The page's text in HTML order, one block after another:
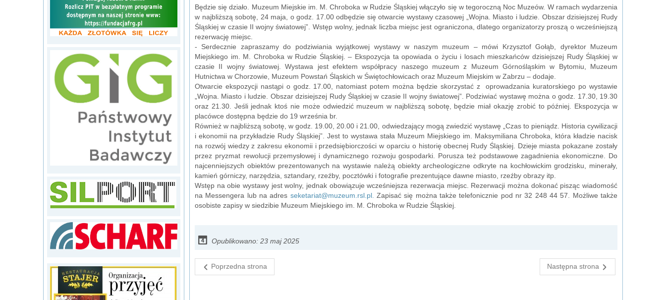
Będzie się działo. Muzeum Miejskie im. M. Chroboka w Rudzie Śląskiej włączyło się w tegoroczną Noc Muzeów. W ramach wydarzenia
w najbliższą sobotę, 24 maja, o godz. 17.00 odbędzie się otwarcie wystawy czasowej „Wojna. Miasto i ludzie. Obszar dzisiejszej Rudy
Śląskiej w czasie II wojny światowej”. Wstęp wolny, jednak liczba miejsc jest ograniczona, dlatego organizatorzy proszą o wcześniejszą
rezerwację miejsc.
- Serdecznie zapraszamy do podziwiania wyjątkowej wystawy w naszym muzeum – mówi Krzysztof Gołąb, dyrektor Muzeum
Miejskiego im. M. Chroboka w Rudzie Śląskiej. – Ekspozycja ta opowiada o życiu i losach mieszkańców dzisiejszej Rudy Śląskiej w
czasie II wojny światowej. Wystawa jest efektem współpracy naszego muzeum z Muzeum Górnośląskim w Bytomiu, Muzeum
Hutnictwa w Chorzowie, Muzeum Powstań Śląskich w Świętochłowicach oraz Muzeum Miejskim w Zabrzu – dodaje.
Otwarcie ekspozycji nastąpi o godz. 17.00, natomiast potem można będzie skorzystać z oprowadzania kuratorskiego po wystawie
„Wojna. Miasto i ludzie. Obszar dzisiejszej Rudy Śląskiej w czasie II wojny światowej”. Podziwiać wystawę można o godz. 17.30, 19.30
oraz 21.30. Jeśli jednak ktoś nie może odwiedzić muzeum w najbliższą sobotę, będzie miał okazję zrobić to później. Ekspozycja w
placówce dostępna będzie do 19 września br.
Również w najbliższą sobotę, w godz. 19.00, 20.00 i 21.00, odwiedzający mogą zwiedzić wystawę „Czas to pieniądz. Historia cywilizacji
i ekonomii na przykładzie Rudy Śląskiej”. Jest to wystawa stała Muzeum Miejskiego im. Maksymiliana Chroboka, która kładzie nacisk
na rozwój wiedzy z zakresu ekonomii i przedsiębiorczości w oparciu o historię obecnej Rudy Śląskiej. Dzieje miasta pokazane zostały
przez pryzmat rewolucji przemysłowej i dynamicznego rozwoju gospodarki. Porusza też podstawowe zagadnienia ekonomiczne. Do
najcenniejszych obiektów prezentowanych na wystawie należą obiekty archeologiczne odkryte na kochłowickim grodzisku, minerały,
kamień górniczy, narzędzia, sztandary, rzeźby, pocztówki i fotografie prezentujące dawne miasto, rzeźby obrazy itp.
Wstęp na obie wystawy jest wolny, jednak obowiązuje wcześniejsza rezerwacja miejsc. Rezerwacji można dokonać pisząc wiadomość
na Messengera lub na adres seketariat@muzeum.rsl.pl. Zapisać się można także telefonicznie pod nr 32 248 44 57. Możliwe także
osobiste zapisy w siedzibie Muzeum Miejskiego im. M. Chroboka w Rudzie Śląskiej.
Opublikowano: 23 maj 2025
Poprzedna strona Następna strona